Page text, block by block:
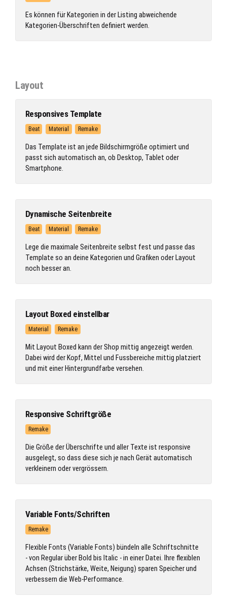
Es können für Kategorien in der Listing abweichende
Kategorien-Überschriften definiert werden.
Layout
Responsives Template
Beat Material Remake
Das Template ist an jede Bildschirmgröße optimiert und
passt sich automatisch an, ob Desktop, Tablet oder
Smartphone.
Dynamische Seitenbreite
Beat Material Remake
Lege die maximale Seitenbreite selbst fest und passe das
Template so an deine Kategorien und Grafiken oder Layout
noch besser an.
Layout Boxed einstellbar
Material Remake
Mit Layout Boxed kann der Shop mittig angezeigt werden.
Dabei wird der Kopf, Mittel und Fussbereiche mittig platziert
und mit einer Hintergrundfarbe versehen.
Responsive Schriftgröße
Remake
Die Größe der Überschrifte und aller Texte ist responsive
ausgelegt, so dass diese sich je nach Gerät automatisch
verkleinern oder vergrössern.
Variable Fonts/Schriften
Remake
Flexible Fonts (Variable Fonts) bündeln alle Schriftschnitte
- von Regular über Bold bis Italic - in einer Datei. Ihre flexiblen
Achsen (Strichstärke, Weite, Neigung) sparen Speicher und
verbessern die Web-Performance.